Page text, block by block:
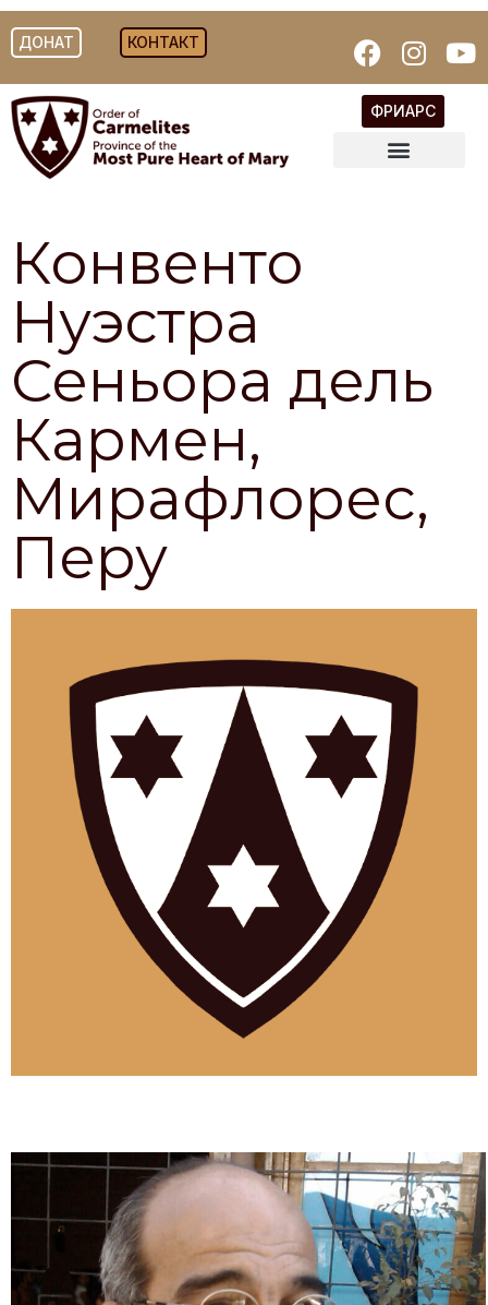
ДОНАТ КОНТАКТ
ФРИАРС
Конвенто
Нуэстра
Сеньора дель
Кармен,
Мирафлорес,
Перу